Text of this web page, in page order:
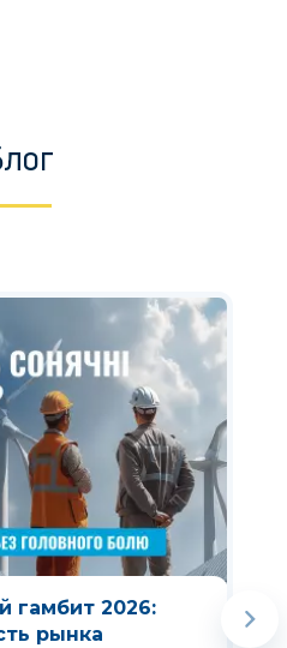
гамбит 2026:
рынка